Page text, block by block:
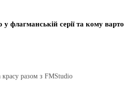
флагманській серії та кому варто
красу разом з FMStudio